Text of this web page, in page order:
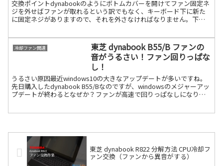
交換ポイントdynabookのようにボトムカバーを開けてファン固定ネ
ジを外せばファンが取れるという訳でもなく、キーボード下に新た
に固定ネジがありますので、それを外さなければなりません。下記
冷却ファン関連
東芝 dynabook B55/B ファンの
音がうるさい！ファン回りっぱな
し！
うるさい原因最近windows10の大きなアップデートが多いですね。
先日購入したdynabook B55/Bなのですが、windowsのメジャーアッ
プデートが終わるとなぜか？ファンが高速で回りっぱなしになりま
東芝 dynabook R822 分解方法 CPU冷却フ
ァン交換（ファンから異音がする）